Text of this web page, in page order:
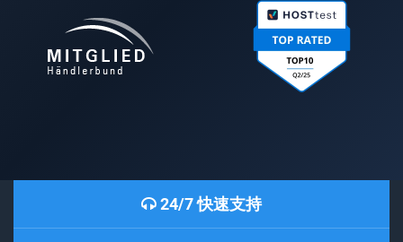
24/7 快速支持